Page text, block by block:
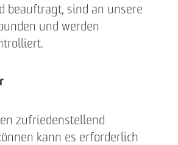
beauftragt, sind an unsere
und werden
zufriedenstellend
kann es erforderlich